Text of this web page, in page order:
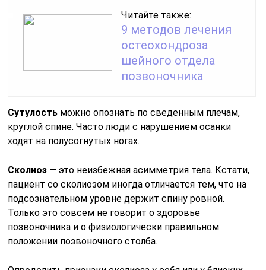
Читайте также:
9 методов лечения
остеохондроза
шейного отдела
позвоночника
Сутулость можно опознать по сведенным плечам,
круглой спине. Часто люди с нарушением осанки
ходят на полусогнутых ногах.
Сколиоз — это неизбежная асимметрия тела. Кстати,
пациент со сколиозом иногда отличается тем, что на
подсознательном уровне держит спину ровной.
Только это совсем не говорит о здоровье
позвоночника и о физиологически правильном
положении позвоночного столба.